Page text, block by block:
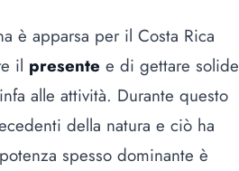
è apparsa per il Costa Rica
il presente e di gettare solide
alle attività. Durante questo
della natura e ciò ha
spesso dominante è